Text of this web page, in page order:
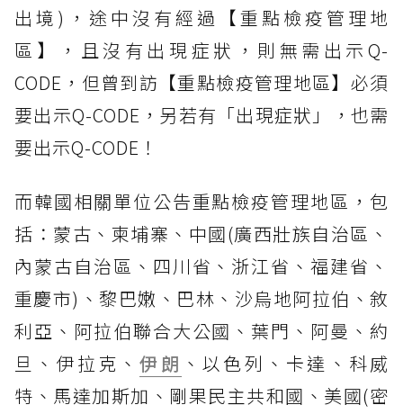
出境)，途中沒有經過【重點檢疫管理地
區】，且沒有出現症狀，則無需出示Q-
CODE，但曾到訪【重點檢疫管理地區】必須
要出示Q-CODE，另若有「出現症狀」，也需
要出示Q-CODE！
而韓國相關單位公告重點檢疫管理地區，包
括：蒙古、柬埔寨、中國(廣西壯族自治區、
內蒙古自治區、四川省、浙江省、福建省、
重慶市)、黎巴嫩、巴林、沙烏地阿拉伯、敘
利亞、阿拉伯聯合大公國、葉門、阿曼、約
旦、伊拉克、伊朗 、以色列、卡達、科威
特、馬達加斯加、剛果民主共和國、美國(密